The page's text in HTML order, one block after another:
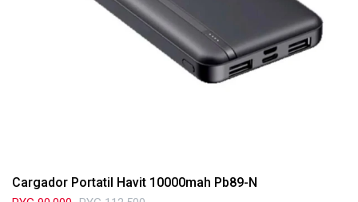
Cargador Portatil Havit 10000mah Pb89-N